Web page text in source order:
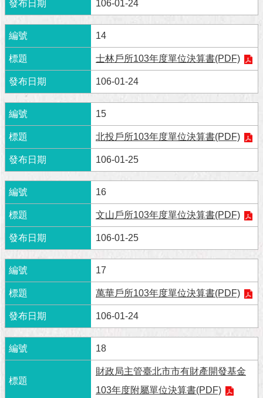
與
專
區
臺
北
旅
網
政
府
網
站
資
料
開
放
宣
告
隱
權
及
資
訊
安
全
策
106-01-24
14
士林戶所103年度單位決算書(PDF)
106-01-24
15
北投戶所103年度單位決算書(PDF)
106-01-25
16
文山戶所103年度單位決算書(PDF)
106-01-25
17
萬華戶所103年度單位決算書(PDF)
106-01-24
18
財政局主管臺北市市有財產開發基金
103年度附屬單位決算書(PDF)